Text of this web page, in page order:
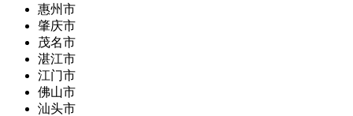
惠州市
肇庆市
茂名市
湛江市
江门市
佛山市
汕头市